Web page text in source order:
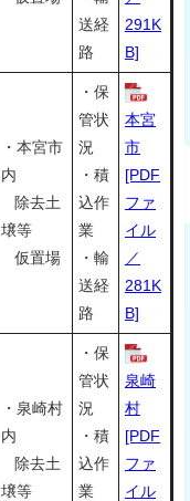
送経
路
291K
B]
・本宮市
内
除去土
壌等
仮置場
・保
管状
況
・積
込作
業
・輸
送経
路
本宮
市
[PDF
ファ
イル
／
281K
B]
・泉崎村
内
除去土
壌等
・保
管状
況
・積
込作
業
泉崎
村
[PDF
ファ
イル